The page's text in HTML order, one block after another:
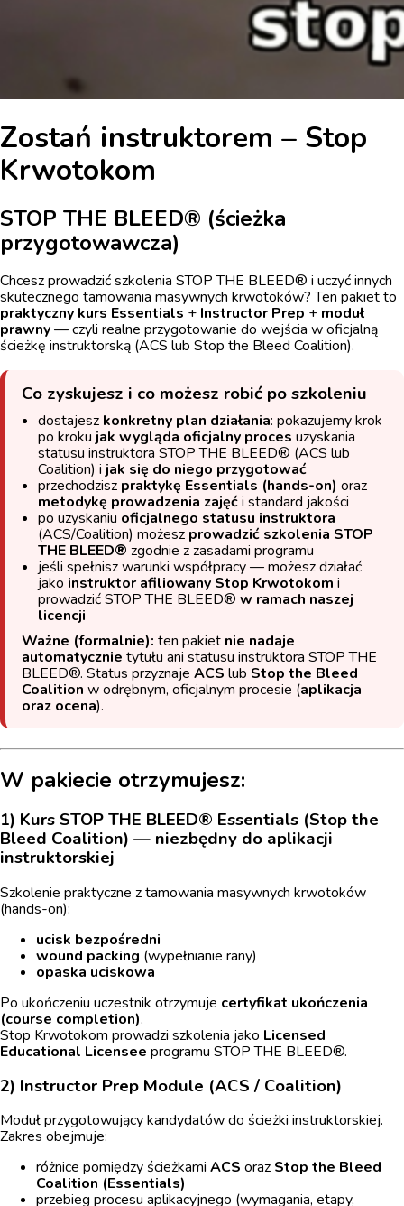
Zostań instruktorem – Stop
Krwotokom
STOP THE BLEED® (ścieżka
przygotowawcza)
Chcesz prowadzić szkolenia STOP THE BLEED® i uczyć innych
skutecznego tamowania masywnych krwotoków? Ten pakiet to
praktyczny kurs Essentials + Instructor Prep + moduł
prawny— czyli realne przygotowanie do wejścia w oficjalną
ścieżkę instruktorską (ACS lub Stop the Bleed Coalition).
Co zyskujesz i co możesz robić po szkoleniu
dostajesz konkretny plan działania: pokazujemy krok
po krokujak wygląda oficjalny proces uzyskania
statusu instruktora STOP THE BLEED® (ACS lub
Coalition) ijak się do niego przygotować
przechodzisz praktykę Essentials (hands-on) oraz
metodykę prowadzenia zajęći standard jakości
po uzyskaniu oficjalnego statusu instruktora
(ACS/Coalition) możesz prowadzić szkolenia STOP
THE BLEED® zgodnie z zasadami programu
jeśli spełnisz warunki współpracy — możesz działać
jako instruktor afiliowany Stop Krwotokom i
prowadzić STOP THE BLEED® w ramach naszej
licencji
Ważne (formalnie): ten pakiet nie nadaje
automatycznie tytułu ani statusu instruktora STOP THE
BLEED®. Status przyznaje ACS lub Stop the Bleed
Coalition w odrębnym, oficjalnym procesie (aplikacja
oraz ocena).
W pakiecie otrzymujesz:
1) Kurs STOP THE BLEED® Essentials (Stop the
Bleed Coalition) — niezbędny do aplikacji
instruktorskiej
Szkolenie praktyczne z tamowania masywnych krwotoków
(hands-on):
ucisk bezpośredni
wound packing (wypełnianie rany)
opaska uciskowa
Po ukończeniu uczestnik otrzymuje certyfikat ukończenia
(course completion).
Stop Krwotokom prowadzi szkolenia jako Licensed
Educational Licensee programu STOP THE BLEED®.
2) Instructor Prep Module (ACS / Coalition)
Moduł przygotowujący kandydatów do ścieżki instruktorskiej.
Zakres obejmuje:
różnice pomiędzy ścieżkami ACS oraz Stop the Bleed
Coalition (Essentials)
przebieg procesu aplikacyjnego (wymagania, etapy,